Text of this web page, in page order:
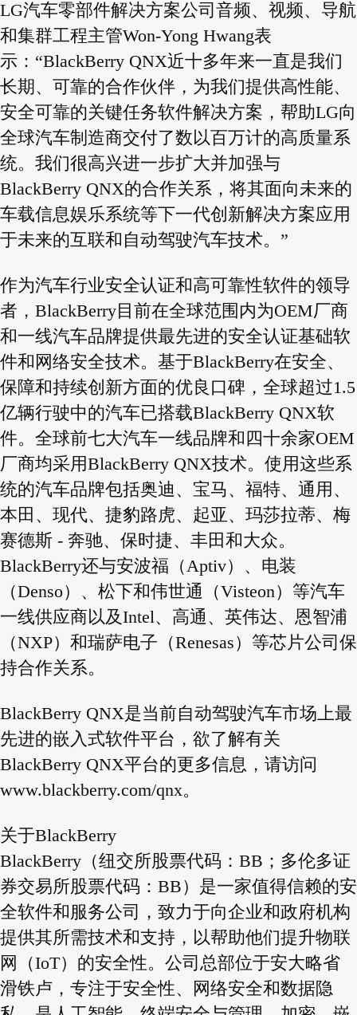
LG汽车零部件解决方案公司音频、视频、导航
和集群工程主管Won-Yong Hwang表
示：“BlackBerry QNX近十多年来一直是我们
长期、可靠的合作伙伴，为我们提供高性能、
安全可靠的关键任务软件解决方案，帮助LG向
全球汽车制造商交付了数以百万计的高质量系
统。我们很高兴进一步扩大并加强与
BlackBerry QNX的合作关系，将其面向未来的
车载信息娱乐系统等下一代创新解决方案应用
于未来的互联和自动驾驶汽车技术。”
作为汽车行业安全认证和高可靠性软件的领导
者，BlackBerry目前在全球范围内为OEM厂商
和一线汽车品牌提供最先进的安全认证基础软
件和网络安全技术。基于BlackBerry在安全、
保障和持续创新方面的优良口碑，全球超过1.5
亿辆行驶中的汽车已搭载BlackBerry QNX软
件。全球前七大汽车一线品牌和四十余家OEM
厂商均采用BlackBerry QNX技术。使用这些系
统的汽车品牌包括奥迪、宝马、福特、通用、
本田、现代、捷豹路虎、起亚、玛莎拉蒂、梅
赛德斯 - 奔驰、保时捷、丰田和大众。
BlackBerry还与安波福（Aptiv）、电装
（Denso）、松下和伟世通（Visteon）等汽车
一线供应商以及Intel、高通、英伟达、恩智浦
（NXP）和瑞萨电子（Renesas）等芯片公司保
持合作关系。
BlackBerry QNX是当前自动驾驶汽车市场上最
先进的嵌入式软件平台，欲了解有关
BlackBerry QNX平台的更多信息，请访问
www.blackberry.com/qnx。
关于BlackBerry
BlackBerry（纽交所股票代码：BB；多伦多证
券交易所股票代码：BB）是一家值得信赖的安
全软件和服务公司，致力于向企业和政府机构
提供其所需技术和支持，以帮助他们提升物联
网（IoT）的安全性。公司总部位于安大略省
滑铁卢，专注于安全性、网络安全和数据隐